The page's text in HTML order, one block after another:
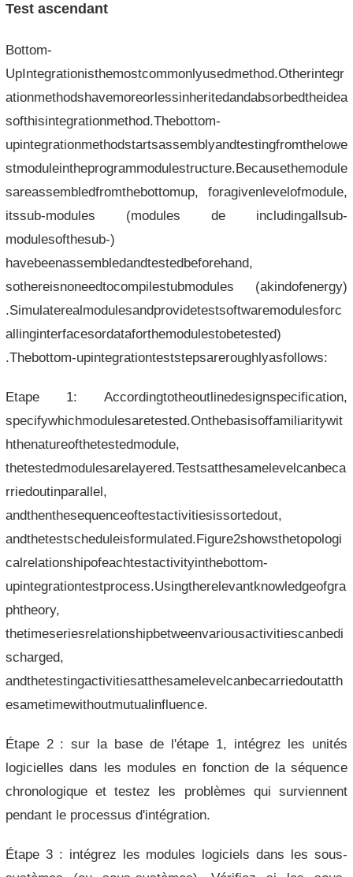
Test ascendant
Bottom-
UpIntegrationisthemostcommonlyusedmethod.Otherintegr
ationmethodshavemoreorlessinheritedandabsorbedtheidea
softhisintegrationmethod.Thebottom-
upintegrationmethodstartsassemblyandtestingfromthelowe
stmoduleintheprogrammodulestructure.Becausethemodule
sareassembledfromthebottomup, foragivenlevelofmodule,
itssub-modules (modules de includingallsub-
modulesofthesub-)
havebeenassembledandtestedbeforehand,
sothereisnoneedtocompilestubmodules (akindofenergy)
.Simulaterealmodulesandprovidetestsoftwaremodulesforc
allinginterfacesordataforthemodulestobetested)
.Thebottom-upintegrationteststepsareroughlyasfollows:
Etape 1: Accordingtotheoutlinedesignspecification,
specifywhichmodulesaretested.Onthebasisoffamiliaritywit
hthenatureofthetestedmodule,
thetestedmodulesarelayered.Testsatthesamelevelcanbeca
rriedoutinparallel,
andthenthesequenceoftestactivitiesissortedout,
andthetestscheduleisformulated.Figure2showsthetopologi
calrelationshipofeachtestactivityinthebottom-
upintegrationtestprocess.Usingtherelevantknowledgeofgra
phtheory,
thetimeseriesrelationshipbetweenvariousactivitiescanbedi
scharged,
andthetestingactivitiesatthesamelevelcanbecarriedoutatth
esametimewithoutmutualinfluence.
Étape 2 : sur la base de l'étape 1, intégrez les unités
logicielles dans les modules en fonction de la séquence
chronologique et testez les problèmes qui surviennent
pendant le processus d'intégration.
Étape 3 : intégrez les modules logiciels dans les sous-